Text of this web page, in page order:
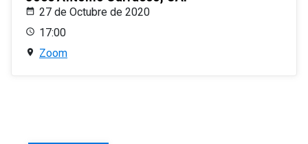
27 de Octubre de 2020
17:00
Zoom